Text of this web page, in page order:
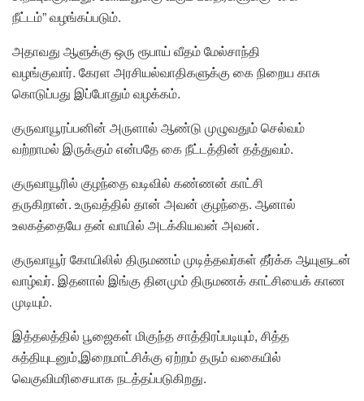
நீட்டம்” வழங்கப்படும்.
அதாவது ஆளுக்கு ஒரு ரூபாய் வீதம் மேல்சாந்தி
வழங்குவார். கேரள அரசியல்வாதிகளுக்கு கை நிறைய காசு
கொடுப்பது இப்போதும் வழக்கம்.
குருவாயூரப்பனின் அருளால் ஆண்டு முழுவதும் செல்வம்
வற்றாமல் இருக்கும் என்பதே கை நீட்டத்தின் தத்துவம்.
குருவாயூரில் குழந்தை வடிவில் கண்ணன் காட்சி
தருகிறான். உருவத்தில் தான் அவன் குழந்தை. ஆனால்
உலகத்தையே தன் வாயில் அடக்கியவன் அவன்.
குருவாயூர் கோயிலில் திருமணம் முடித்தவர்கள் தீர்க்க ஆயுளுடன்
வாழ்வர். இதனால் இங்கு தினமும் திருமணக் காட்சியைக் காண
முடியும்.
இத்தலத்தில் பூஜைகள் மிகுந்த சாத்திரப்படியும், சித்த
சுத்தியுடனும்,இறைமாட்சிக்கு ஏற்றம் தரும் வகையில்
வெகுவிமரிசையாக நடத்தப்படுகிறது.